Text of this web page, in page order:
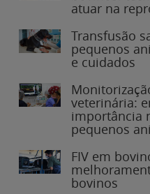
Transfusão
pequenos
e cuidados
veterinária:
importância
pequenos
FIV em
bovinos